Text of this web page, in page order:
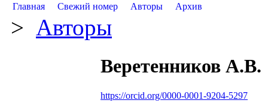
Главная Свежий номер Авторы Архив
> Авторы
Веретенников А.В.
https://orcid.org/0000-0001-9204-5297